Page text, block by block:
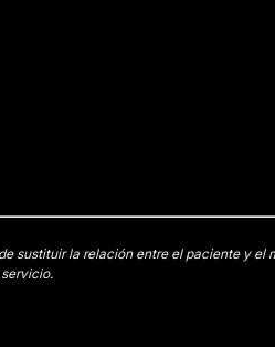
sustituir la relación entre el paciente y el